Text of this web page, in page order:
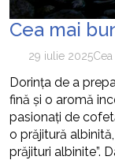
Cea mai
29 iulie 2025Cea
Dorința de a
fină și o aromă
pasionați de
o prăjitură
prăjituri albinite”.